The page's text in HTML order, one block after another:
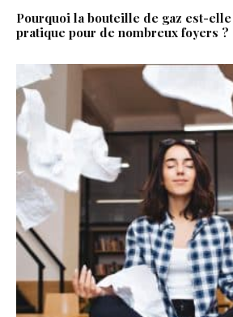
Pourquoi la bouteille de gaz est-
pratique pour de nombreux foyers ?